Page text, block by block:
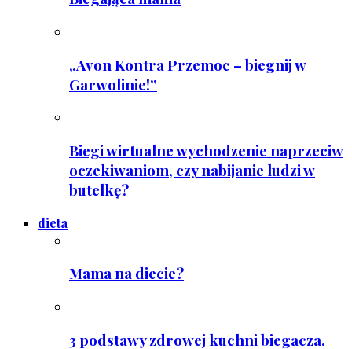
„Avon Kontra Przemoc – biegnij w
Garwolinie!”
Biegi wirtualne wychodzenie naprzeciw
oczekiwaniom, czy nabijanie ludzi w
butelkę?
dieta
Mama na diecie?
3 podstawy zdrowej kuchni biegacza,